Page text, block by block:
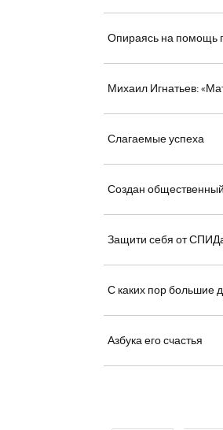
Опираясь на помощь
Михаил Игнатьев:
Слагаемые успеха
Создан
Защити себя от
С каких пор большие
Азбука его счастья